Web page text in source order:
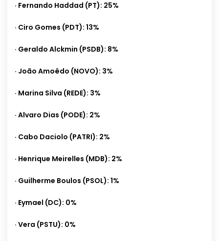
· Fernando Haddad (PT): 25%
· Ciro Gomes (PDT): 13%
· Geraldo Alckmin (PSDB): 8%
· João Amoêdo (NOVO): 3%
· Marina Silva (REDE): 3%
· Alvaro Dias (PODE): 2%
· Cabo Daciolo (PATRI): 2%
· Henrique Meirelles (MDB): 2%
· Guilherme Boulos (PSOL): 1%
· Eymael (DC): 0%
· Vera (PSTU): 0%